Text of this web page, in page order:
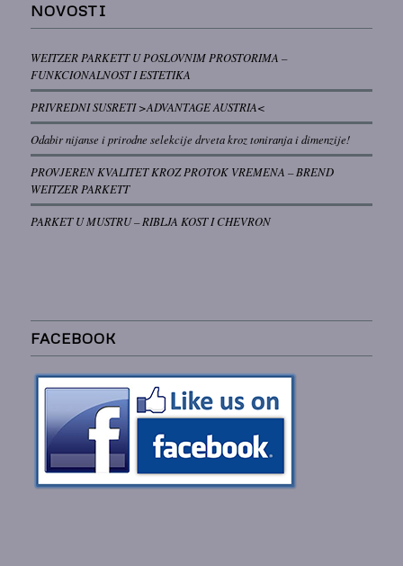
NOVOSTI
WEITZER PARKETT U POSLOVNIM PROSTORIMA –
FUNKCIONALNOST I ESTETIKA
PRIVREDNI SUSRETI >ADVANTAGE AUSTRIA<
Odabir nijanse i prirodne selekcije drveta kroz toniranja i dimenzije!
PROVJEREN KVALITET KROZ PROTOK VREMENA – BREND
WEITZER PARKETT
PARKET U MUSTRU – RIBLJA KOST I CHEVRON
FACEBOOK